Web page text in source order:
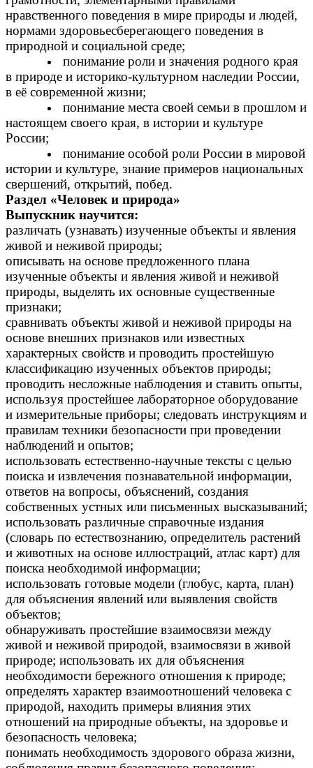
нравственного поведения в мире природы и людей,
нормами здоровьесберегающего поведения в
природной и социальной среде;
понимание роли и значения родного края
в природе и историко-культурном наследии России,
в её современной жизни;
понимание места своей семьи в прошлом и
настоящем своего края, в истории и культуре
России;
понимание особой роли России в мировой
истории и культуре, знание примеров национальных
свершений, открытий, побед.
Раздел «Человек и природа»
Выпускник научится:
различать (узнавать) изученные объекты и явления
живой и неживой природы;
описывать на основе предложенного плана
изученные объекты и явления живой и неживой
природы, выделять их основные существенные
признаки;
сравнивать объекты живой и неживой природы на
основе внешних признаков или известных
характерных свойств и проводить простейшую
классификацию изученных объектов природы;
проводить несложные наблюдения и ставить опыты,
используя простейшее лабораторное оборудование
и измерительные приборы; следовать инструкциям и
правилам техники безопасности при проведении
наблюдений и опытов;
использовать естественно-научные тексты с целью
поиска и извлечения познавательной информации,
ответов на вопросы, объяснений, создания
собственных устных или письменных высказываний;
использовать различные справочные издания
(словарь по естествознанию, определитель растений
и животных на основе иллюстраций, атлас карт) для
поиска необходимой информации;
использовать готовые модели (глобус, карта, план)
для объяснения явлений или выявления свойств
объектов;
обнаруживать простейшие взаимосвязи между
живой и неживой природой, взаимосвязи в живой
природе; использовать их для объяснения
необходимости бережного отношения к природе;
определять характер взаимоотношений человека с
природой, находить примеры влияния этих
отношений на природные объекты, на здоровье и
безопасность человека;
понимать необходимость здорового образа жизни,